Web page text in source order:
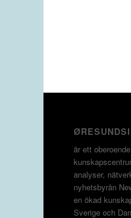
är ett
analyser,
nyhetsbyrån
en ökad
Sverige och